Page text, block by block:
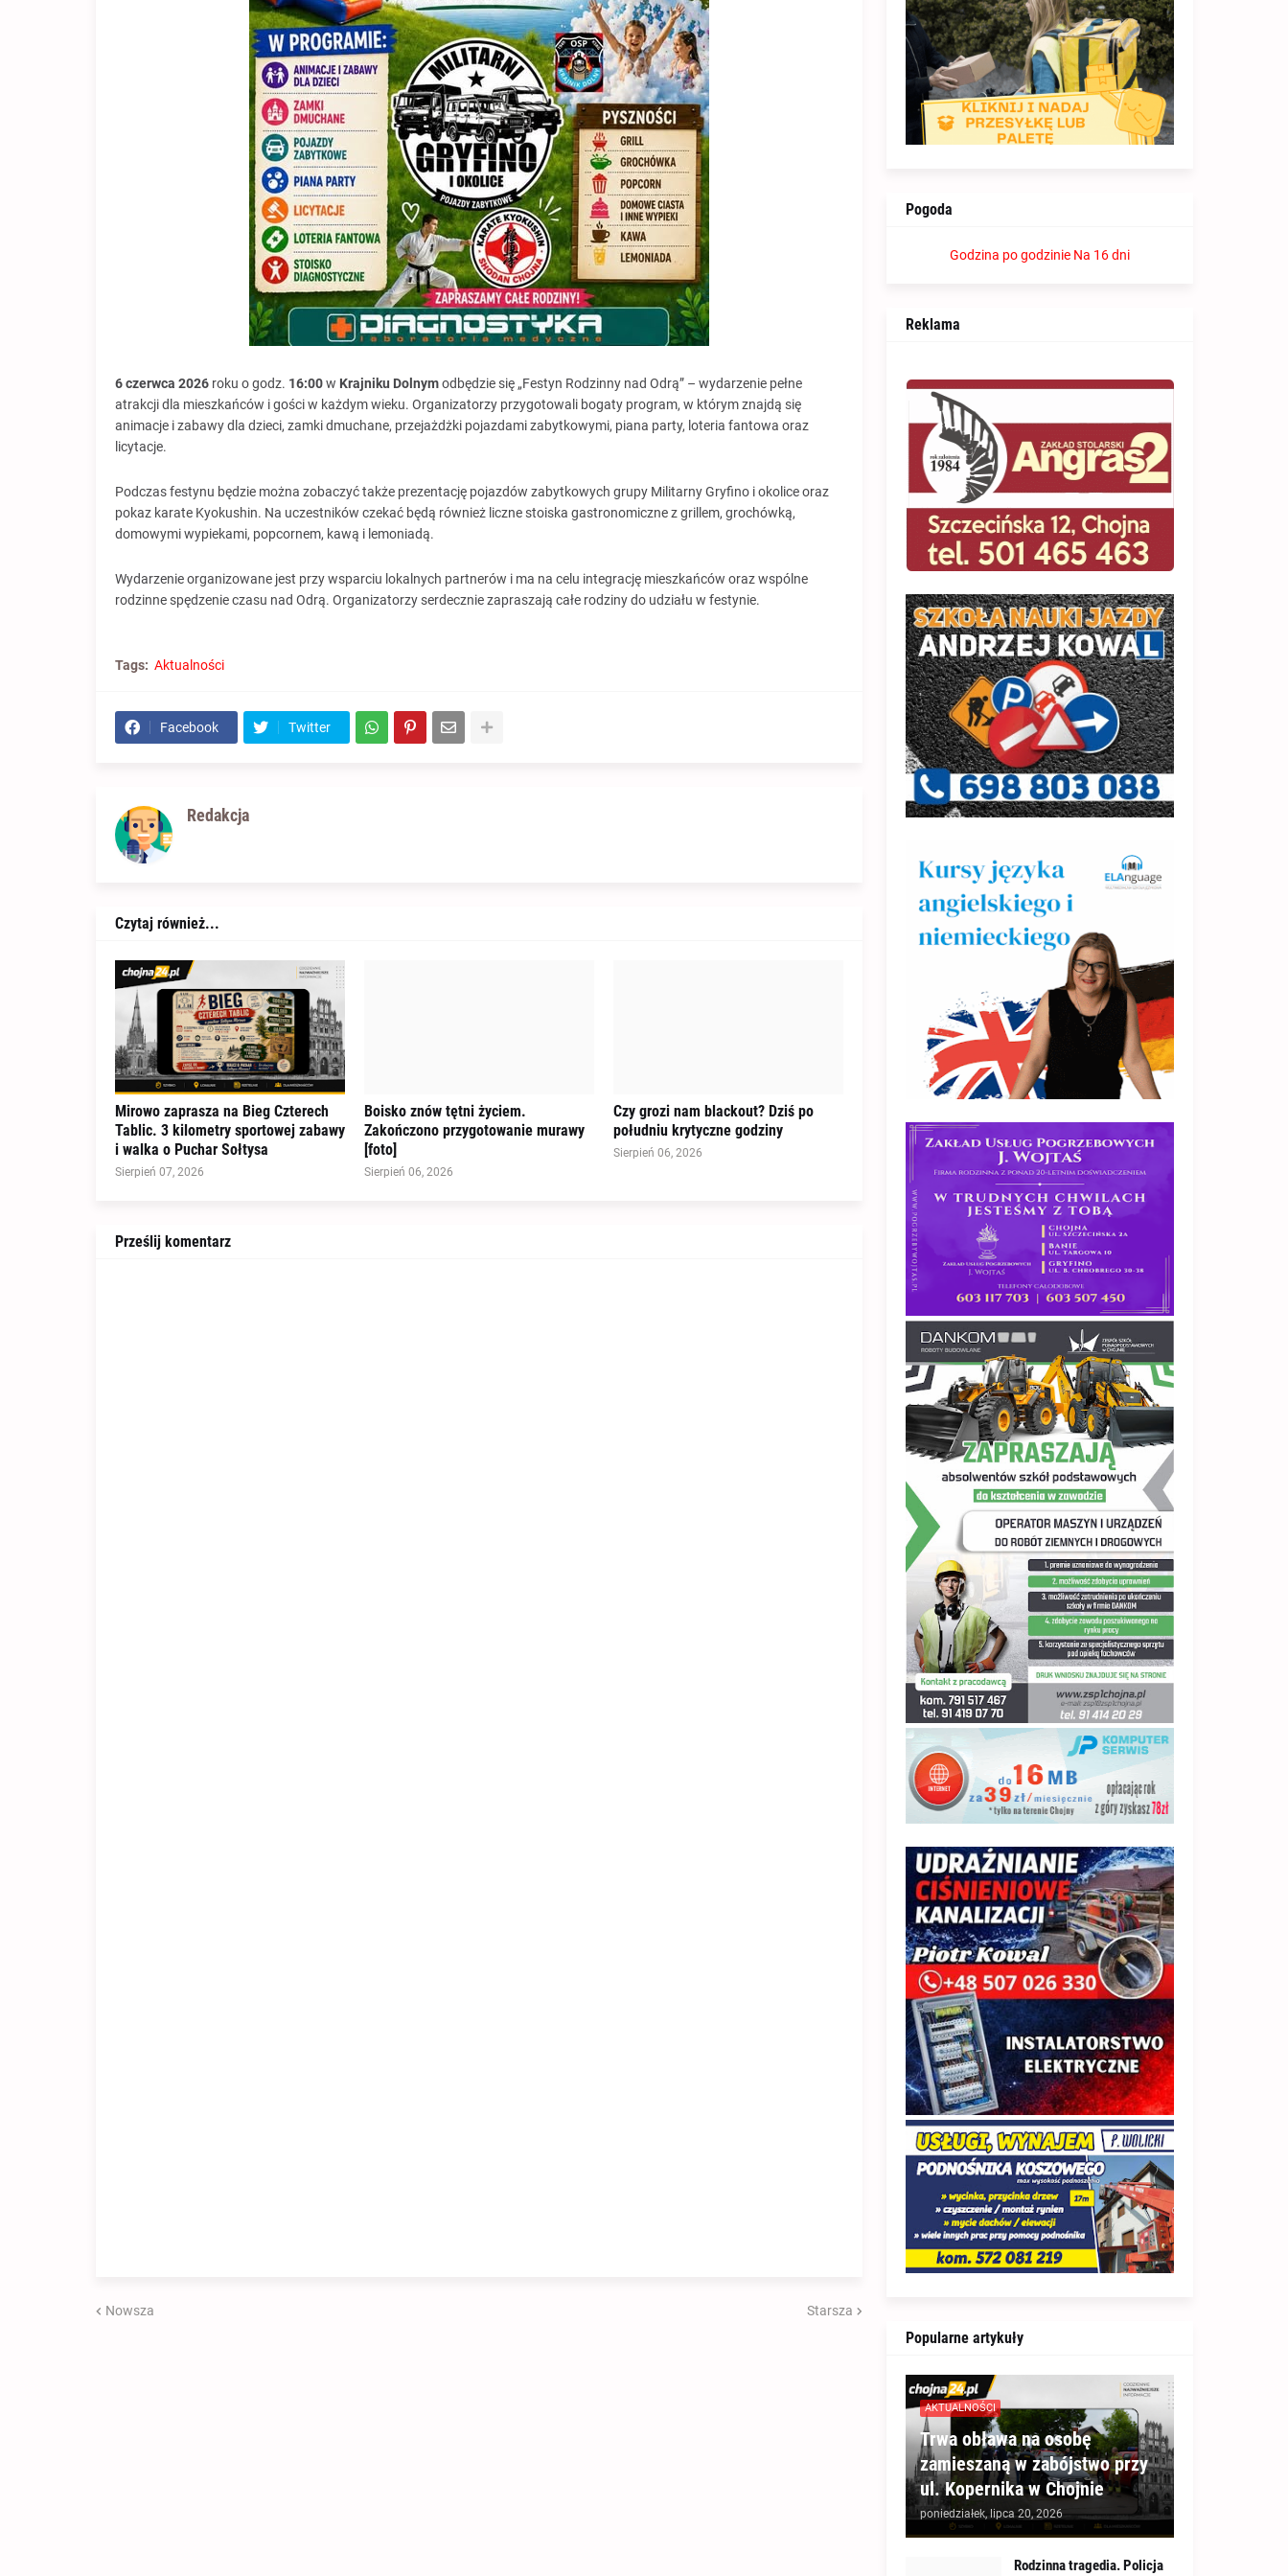
6 czerwca 2026roku o godz. 16:00w Krajniku Dolnymodbędzie się „Festyn Rodzinny nad Odrą” – wydarzenie pełne
atrakcji dla mieszkańców i gości w każdym wieku. Organizatorzy przygotowali bogaty program, w którym znajdą się
animacje i zabawy dla dzieci, zamki dmuchane, przejażdżki pojazdami zabytkowymi, piana party, loteria fantowa oraz
licytacje.
Podczas festynu będzie można zobaczyć także prezentację pojazdów zabytkowych grupy Militarny Gryfino i okolice oraz
pokaz karate Kyokushin. Na uczestników czekać będą również liczne stoiska gastronomiczne z grillem, grochówką,
domowymi wypiekami, popcornem, kawą i lemoniadą.
Wydarzenie organizowane jest przy wsparciu lokalnych partnerów i ma na celu integrację mieszkańców oraz wspólne
rodzinne spędzenie czasu nad Odrą. Organizatorzy serdecznie zapraszają całe rodziny do udziału w festynie.
Tags: Aktualności
Facebook Twitter
Redakcja
Czytaj również...
Mirowo zaprasza na Bieg Czterech
Tablic. 3 kilometry sportowej zabawy
i walka o Puchar Sołtysa
Sierpień 07, 2026
Boisko znów tętni życiem.
Zakończono przygotowanie murawy
[foto]
Sierpień 06, 2026
Czy grozi nam blackout? Dziś po
południu krytyczne godziny
Sierpień 06, 2026
Prześlij komentarz
Nowsza Starsza
Pogoda
Godzina po godzinie Na 16 dni
Reklama
Popularne artykuły
AKTUALNOŚCI
Trwa obława na osobę
zamieszaną w zabójstwo przy
ul. Kopernika w Chojnie
poniedziałek, lipca 20, 2026
Rodzinna tragedia. Policja